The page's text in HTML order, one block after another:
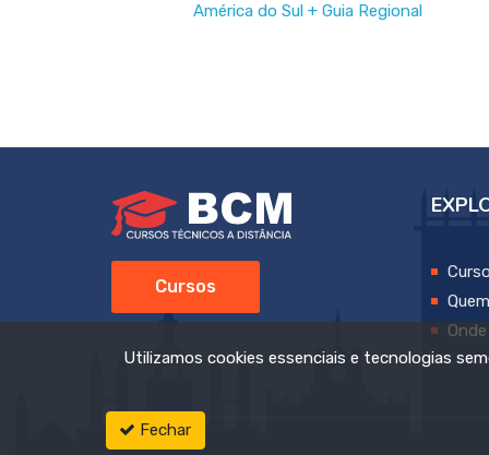
América do Sul + Guia Regional
Cursos
Utilizamos cookies essenciais e tecnologias
Fechar